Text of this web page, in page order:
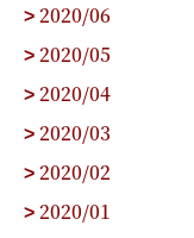
> 2020/06
> 2020/05
> 2020/04
> 2020/03
> 2020/02
> 2020/01